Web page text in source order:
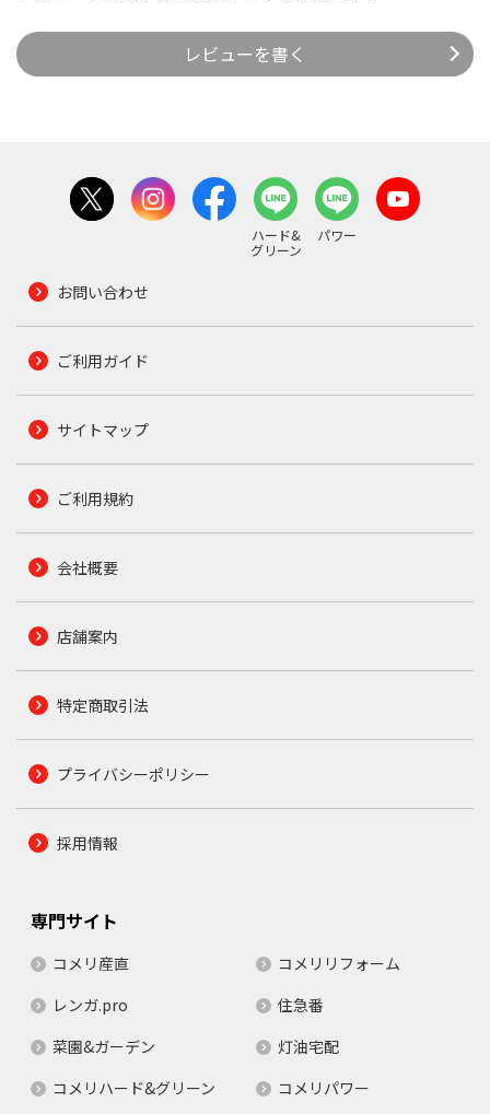
レビューを書く
ハード&
グリーン
パワー
お問い合わせ
ご利用ガイド
サイトマップ
ご利用規約
会社概要
店舗案内
特定商取引法
プライバシーポリシー
採用情報
専門サイト
コメリ産直
コメリリフォーム
レンガ.pro
住急番
菜園&ガーデン
灯油宅配
コメリハード&グリーン
コメリパワー